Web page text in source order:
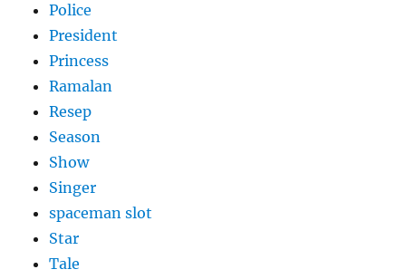
Police
President
Princess
Ramalan
Resep
Season
Show
Singer
spaceman slot
Star
Tale